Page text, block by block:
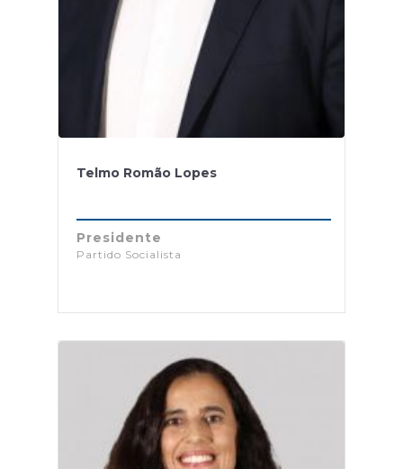
Telmo Romão Lopes
Presidente
Partido Socialista